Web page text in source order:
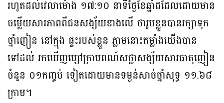
រហូតដល់វេលាម៉ោង ១៧:១០ នាទីថ្ងៃខែឆ្នាំដដែលដោយមាន
ចម្លើយសារភាពពីជនសង្ស័យខាងលើ ថារូបខ្លួនបានរក្សាទុក
ថ្នាំញៀន នៅក្នុង ផ្ទះរបស់ខ្លួន ភ្លាមនោះកម្លាំងយើងបាន
ទៅដល់ រកឃើញម្សៅក្រាមពណ៍សថ្លាសង្ស័យសារធាតុញៀន
ចំនួន ០១កញ្ចប់ ទៀតដោយមានទម្ងន់សាច់ថ្នាំសុទ្ធ ១១.៦៨
ក្រាម។